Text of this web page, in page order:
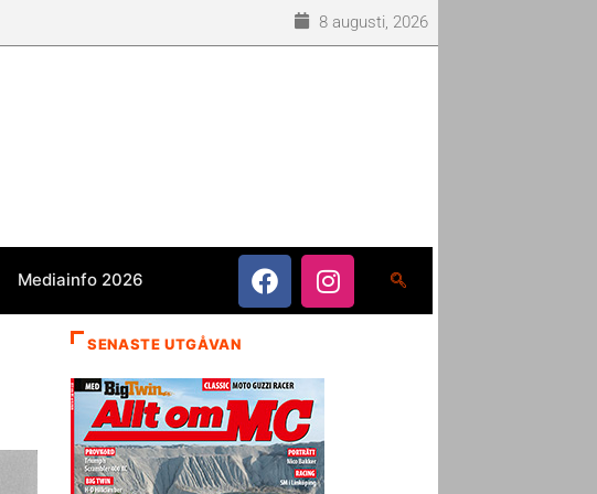
8 augusti, 2026
Mediainfo 2026
SENASTE UTGÅVAN